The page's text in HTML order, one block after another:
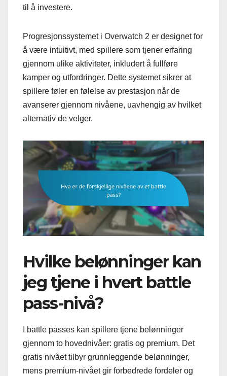
til å investere.
Progresjonssystemet i Overwatch 2 er designet for
å være intuitivt, med spillere som tjener erfaring
gjennom ulike aktiviteter, inkludert å fullføre
kamper og utfordringer. Dette systemet sikrer at
spillere føler en følelse av prestasjon når de
avanserer gjennom nivåene, uavhengig av hvilket
alternativ de velger.
Hvilke belønninger kan
jeg tjene i hvert battle
pass-nivå?
I battle passes kan spillere tjene belønninger
gjennom to hovednivåer: gratis og premium. Det
gratis nivået tilbyr grunnleggende belønninger,
mens premium-nivået gir forbedrede fordeler og